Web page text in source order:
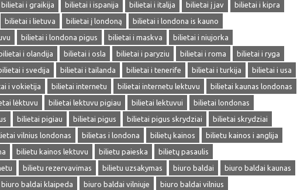
bilietai i graikija bilietai i ispanija bilietai i italija bilietai į jav
bilietai i kipra
bilietai i lietuva bilietai į londoną
bilietai i londona is kauno
bilietai i londona pigus bilietai i maskva
bilietai i niujorka
bilietai i olandija bilietai i osla bilietai i paryziu bilietai i roma
bilietai i ryga
i svedija bilietai i tailanda bilietai i tenerife bilietai i turkija
bilietai i usa
i vokietija bilietai internetu bilietai internetu lektuvu
bilietai kaunas londonas
lėktuvu bilietai lektuvu pigiau bilietai lektuvui
bilietai londonas
bilietai pigiau bilietai pigus bilietai pigus skrydziai
bilietai skrydziai
vilnius londonas bilietas i londona bilietų kainos
bilietu kainos i anglija
bilietu kainos lektuvu bilietu paieska
bilietų pasaulis
bilietu rezervavimas bilietu uzsakymas biuro baldai
biuro baldai kaunas
biuro baldai klaipeda biuro baldai vilniuje
biuro baldai vilnius